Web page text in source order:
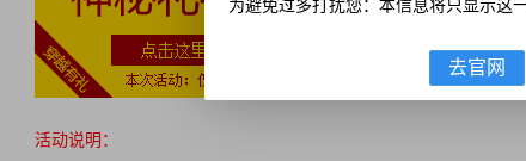
活动说明：
为避免过多打扰您：本信息将只显示这
去官网